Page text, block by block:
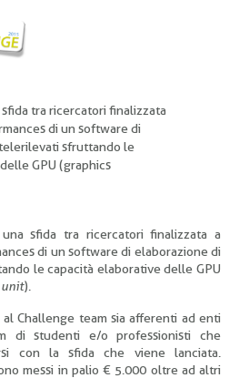
sfida tra ricercatori finalizzata
di un software di
sfruttando le
GPU (graphics
sfida tra ricercatori finalizzata a
di un software di elaborazione di
le capacità elaborative delle GPU
unit).
Challenge team sia afferenti ad enti
di studenti e/o professionisti che
con la sfida che viene lanciata.
messi in palio € 5.000 oltre ad altri